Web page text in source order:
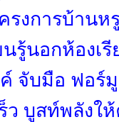
รงการบ้านห
รู้นอกห้องเรี
ค์ จับมือ ฟอร์
ว บูสท์พลัง